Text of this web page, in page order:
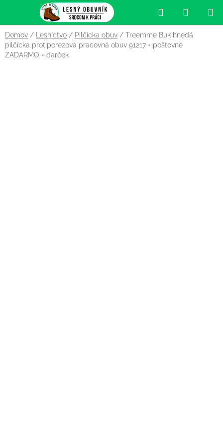
obsah
Hľadať
KOŠÍK
Domov / Lesníctvo / Pilčícka obuv / Treemme Buk hnedá
pilčícka protiporezová pracovná obuv 91217 + poštovné
ZADARMO + darček